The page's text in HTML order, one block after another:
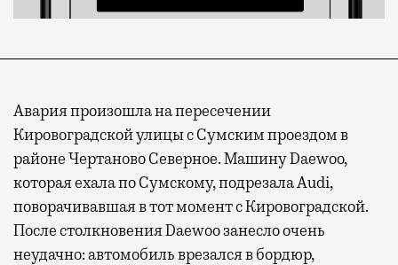
Авария произошла на пересечении
Кировоградской улицы с Сумским проездом в
районе Чертаново Северное. Машину Daewoo,
которая ехала по Сумскому, подрезала Audi,
поворачивавшая в тот момент с Кировоградской.
После столкновения Daewoo занесло очень
неудачно: автомобиль врезался в бордюр,